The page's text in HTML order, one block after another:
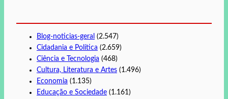
Blog-noticias-geral (2.547)
Cidadania e Política (2.659)
Ciência e Tecnologia (468)
Cultura, Literatura e Artes (1.496)
Economia (1.135)
Educação e Sociedade (1.161)